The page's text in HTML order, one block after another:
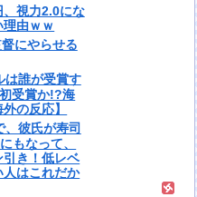
、視力2.0にな
由ｗｗ
にやらせる
は誰が受賞す
受賞か!?海
の反応】
、彼氏が寿司
もなって、
引き！低レベ
はこれだか